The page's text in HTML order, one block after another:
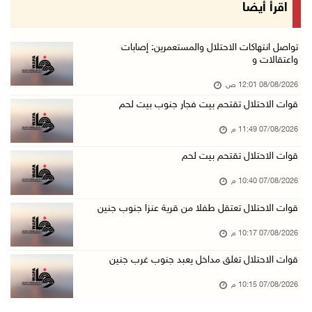
مستعمرون يهاجمون مساكن المواطنين في خربة الحم ...
بعد تجديد منع زيارات المعتقلين: أبو الحمص يدع ...
الرئاسة ترحب بإطلاق السعودية التحالف البحري ا ...
07/آب/2026 06:17 م
(محدث) نابلس: إصابة مواطن واعتقاله إثر هجوم ل ...
07/آب/2026 06:04 م
الرئاسة ترحب باتفاقية مكة للدفاع المشترك بين ...
بيروت: اللجنة الفنية للمجلس الوطني تناقش التر ...
07/آب/2026 03:31 م
اقرأ أيضا
تواصل انتهاكات الاحتلال والمستعمرين: إصابات
واعتقالات و
08/08/2026 12:01 ص
قوات الاحتلال تقتحم بيت فجار جنوب بيت لحم
07/08/2026 11:49 م
قوات الاحتلال تقتحم بيت لحم
07/08/2026 10:40 م
قوات الاحتلال تعتقل طفلا من قرية عنزا جنوب جنين
07/08/2026 10:17 م
قوات الاحتلال تغلق مداخل يعبد جنوب غرب جنين
07/08/2026 10:15 م